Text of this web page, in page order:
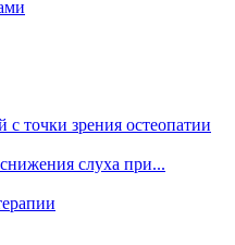
с точки зрения остеопатии
слуха при...